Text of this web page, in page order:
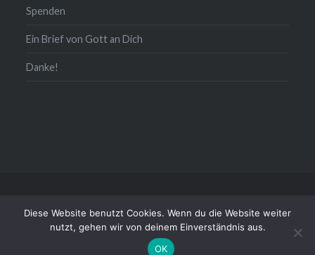
Spenden
Ein Brief von Gott an Dich
Danke!
Stolz präsentiert von WordPress|Theme: Dyad von
WordPress.com
Diese Website benutzt Cookies. Wenn du die Website weiter
nutzt, gehen wir von deinem Einverständnis aus.
OK